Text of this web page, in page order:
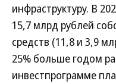
инфраструктуру. В
15,7 млрд рублей
средств (11,8 и 3,9
25% больше годом
инвестпрограмме